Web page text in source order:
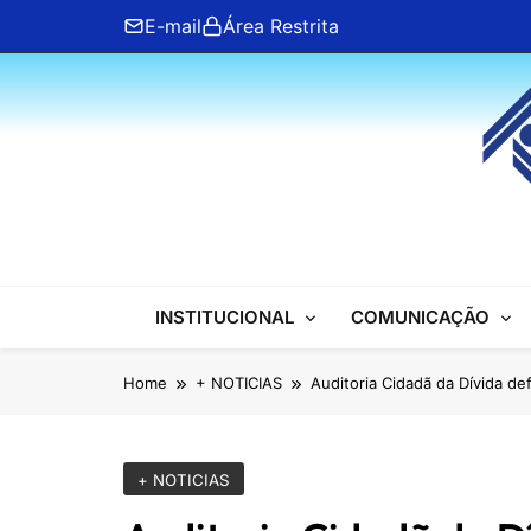
content
E-mail Área Restrita
ANFIP Nacional
INSTITUCIONAL COMUNICAÇÃO
Home + NOTICIAS Auditoria Cidadã da Dívida
+ NOTICIAS